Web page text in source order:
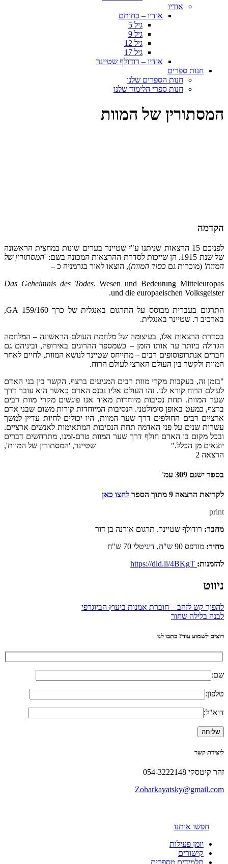
אודיו
אודיו – כחותם
גיל 5
גיל 9
גיל 12
גיל 17
אודיו – רודולף שטיינר
חנות ספרים
חנות הספרים שלנו
חנות ספרי הלימוד שלנו
המסתורין של המוות
הקדמה
לפניכם 15 הרצאות שניתנו ע"י שטיינר בערים שונות במחצית הראשונה
של שנת 1915. הן שייכות לסדרת ההרצאות המכונה בשם: '
המסתורין של
המוות' (מוכרות גם כסוד המוות), הוצאו לאור בגרמניה כ –
Das Geheimnis des Todes. Wesen und Bedeutung Mitteleuropas
und die europaeischen Volksgeister.
התרגום בעברית מבוסס על התרגום באנגלית של כרך GA 159/160,
בארכיב ר. שטיינר באנגלית.
בסדרת הרצאות אלו, בעיצומה של מלחמת העולם הראשונה – המלחמה
הגדולה ביותר עד אותו הזמן – כשמספר ההרוגים באירופה, וביניהם גם
חברים אנתרופוסופים רבים – מתייחס שטיינר לנושא המוות, לחיים לאחר
המוות ולקשר בין העולם הארצי לעולם הרוח.
"בזמן זה, בעקבות מקרי מוות רבים המגיעים ברצף, הקשר בין בני האדם
לעולם הרוח קורא לנו. זהו העולם אליו נכנס האדם כאשר הוא עובר דרך
שער המוות. תחת נסיבות מיוחדות מאוד אנו פוגשים מקרי מוות רבים
ברצף, כמעט באופן סימולטני. הנסיבות המיוחדות קורות משום שבני אדם
ארציים רבים החולפים דרך שער המוות, היו יכולים לחיות עדיין למשך
עשרות שנים על פני האדמה תחת הנסיבות המתאימות לאנשים ארציים.
ובכל מקום בו האדם חולף דרך שער המוות טרם-זמנו, מתרחשים דברים
יוצאים מן הכלל." שטיינר, 'המסתורין של המוות',
הרצאה 2
בספר ישנם 309 עמ'
לקריאת הרצאה 9 מתוך הספר
לחצו כאן
print
מחבר: רודולף שטיינר. תרגום אורנה בן דור
מחיר: מודפס 90 ש"ח, דיגיטלי 70 ש"ח
להזמנות:
ניווט
להפוך קש לזהב – חוברת אמנות ביעוץ הביוגרפי
לבנה בלילה שחור
רוצים לשמוע עוד? כתבו לנו
שם:
טלפון:
דוא"ל:
ליצירת קשר
זהר קיטסקי 054-3222148
Zoharkayatsky@gmail.com
חפשו אותנו
יומן פעילות
קישורים